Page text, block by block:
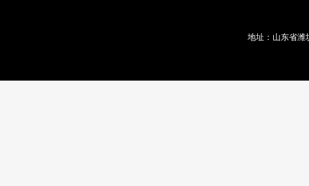
地址：山东省潍